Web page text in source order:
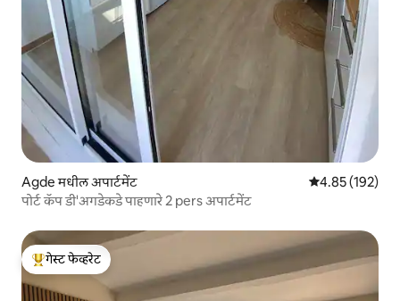
Agde मधील अपार्टमेंट 5 पैकी 4.85
4.85 (192)
पोर्ट कॅप डी'अगडेकडे पाहणारे 2 pers अपार्टमेंट
टॉप गेस्ट फेव्हरेट
गेस्ट फेव्हरेट